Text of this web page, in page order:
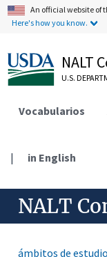
An official website of
Here's how you know.
NALT
U.S.
Vocabularios
| in English
NALT
ámbitos de estudio